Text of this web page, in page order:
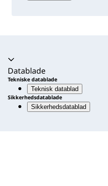
Harmonika udvidet
Datablade
Tekniske datablade
Teknisk datablad
Sikkerhedsdatablade
Sikkerhedsdatablad